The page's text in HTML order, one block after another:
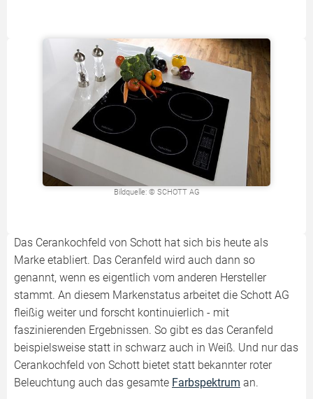
Bildquelle: © SCHOTT AG
Das Cerankochfeld von Schott hat sich bis heute als
Marke etabliert. Das Ceranfeld wird auch dann so
genannt, wenn es eigentlich vom anderen Hersteller
stammt. An diesem Markenstatus arbeitet die Schott AG
fleißig weiter und forscht kontinuierlich - mit
faszinierenden Ergebnissen. So gibt es das Ceranfeld
beispielsweise statt in schwarz auch in Weiß. Und nur das
Cerankochfeld von Schott bietet statt bekannter roter
Beleuchtung auch das gesamte Farbspektrum an.